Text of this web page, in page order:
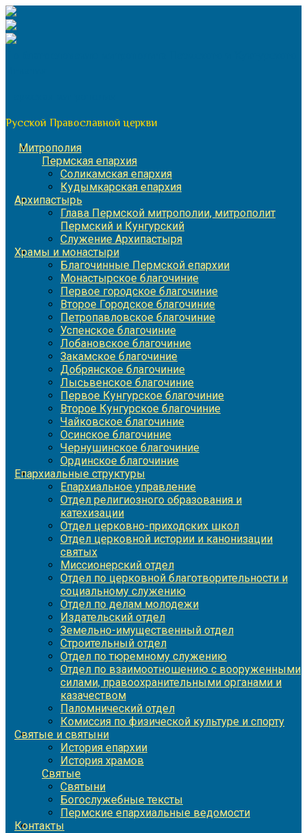
Перейти
к
содержимому
Русской Православной церкви
Митрополия
Пермская епархия
Соликамская епархия
Кудымкарская епархия
Архипастырь
Глава Пермской митрополии, митрополит
Пермский и Кунгурский
Служение Архипастыря
Храмы и монастыри
Благочинные Пермской епархии
Монастырское благочиние
Первое городское благочиние
Второе Городское благочиние
Петропавловское благочиние
Успенское благочиние
Лобановское благочиние
Закамское благочиние
Добрянское благочиние
Лысьвенское благочиние
Первое Кунгурское благочиние
Второе Кунгурское благочиние
Чайковское благочиние
Осинское благочиние
Чернушинское благочиние
Ординское благочиние
Епархиальные структуры
Епархиальное управление
Отдел религиозного образования и
катехизации
Отдел церковно-приходских школ
Отдел церковной истории и канонизации
святых
Миссионерский отдел
Отдел по церковной благотворительности и
социальному служению
Отдел по делам молодежи
Издательский отдел
Земельно-имущественный отдел
Строительный отдел
Отдел по тюремному служению
Отдел по взаимоотношению с вооруженными
силами, правоохранительными органами и
казачеством
Паломнический отдел
Комиссия по физической культуре и спорту
Святые и святыни
История епархии
История храмов
Святые
Святыни
Богослужебные тексты
Пермские епархиальные ведомости
Контакты